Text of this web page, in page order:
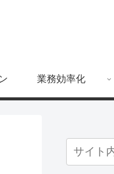
業務効率化